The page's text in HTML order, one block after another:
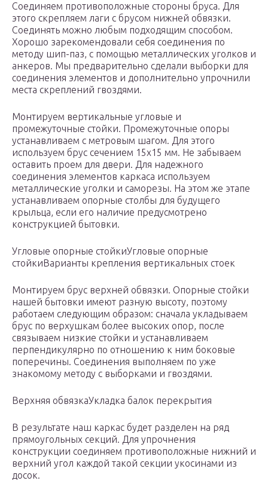
Соединяем противоположные стороны бруса. Для
этого скрепляем лаги с брусом нижней обвязки.
Соединять можно любым подходящим способом.
Хорошо зарекомендовали себя соединения по
методу шип-паз, с помощью металлических уголков и
анкеров. Мы предварительно сделали выборки для
соединения элементов и дополнительно упрочнили
места скреплений гвоздями.
Монтируем вертикальные угловые и
промежуточные стойки. Промежуточные опоры
устанавливаем с метровым шагом. Для этого
используем брус сечением 15х15 мм. Не забываем
оставить проем для двери. Для надежного
соединения элементов каркаса используем
металлические уголки и саморезы. На этом же этапе
устанавливаем опорные столбы для будущего
крыльца, если его наличие предусмотрено
конструкцией бытовки.
Угловые опорные стойкиУгловые опорные
стойкиВарианты крепления вертикальных стоек
Монтируем брус верхней обвязки. Опорные стойки
нашей бытовки имеют разную высоту, поэтому
работаем следующим образом: сначала укладываем
брус по верхушкам более высоких опор, после
связываем низкие стойки и устанавливаем
перпендикулярно по отношению к ним боковые
поперечины. Соединения выполняем по уже
знакомому методу с выборками и гвоздями.
Верхняя обвязкаУкладка балок перекрытия
В результате наш каркас будет разделен на ряд
прямоугольных секций. Для упрочнения
конструкции соединяем противоположные нижний и
верхний угол каждой такой секции укосинами из
досок.